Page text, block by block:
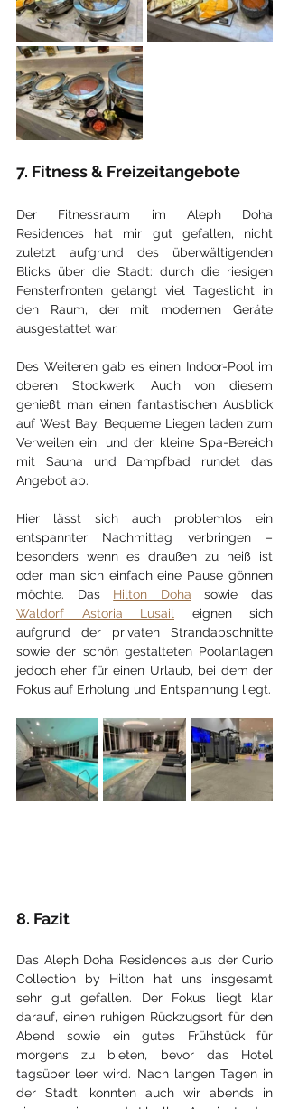
7. Fitness & Freizeitangebote
Der Fitnessraum im Aleph Doha
Residences hat mir gut gefallen, nicht
zuletzt aufgrund des überwältigenden
Blicks über die Stadt: durch die riesigen
Fensterfronten gelangt viel Tageslicht in
den Raum, der mit modernen Geräte
ausgestattet war.
Des Weiteren gab es einen Indoor-Pool im
oberen Stockwerk. Auch von diesem
genießt man einen fantastischen Ausblick
auf West Bay. Bequeme Liegen laden zum
Verweilen ein, und der kleine Spa-Bereich
mit Sauna und Dampfbad rundet das
Angebot ab.
Hier lässt sich auch problemlos ein
entspannter Nachmittag verbringen –
besonders wenn es draußen zu heiß ist
oder man sich einfach eine Pause gönnen
möchte. Das Hilton Doha
Waldorf Astoria Lusail
eignen sich
aufgrund der privaten Strandabschnitte
sowie der schön gestalteten Poolanlagen
jedoch eher für einen Urlaub, bei dem der
Fokus auf Erholung und Entspannung liegt.
8. Fazit
Das Aleph Doha Residences aus der Curio
Collection by Hilton hat uns insgesamt
sehr gut gefallen. Der Fokus liegt klar
darauf, einen ruhigen Rückzugsort für den
Abend sowie ein gutes Frühstück für
morgens zu bieten, bevor das Hotel
tagsüber leer wird. Nach langen Tagen in
der Stadt, konnten auch wir abends in